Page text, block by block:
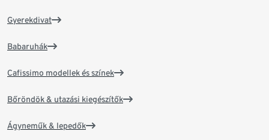
Gyerekdivat
Babaruhák
Cafissimo modellek és színek
Bőröndök & utazási kiegészítők
Ágyneműk & lepedők